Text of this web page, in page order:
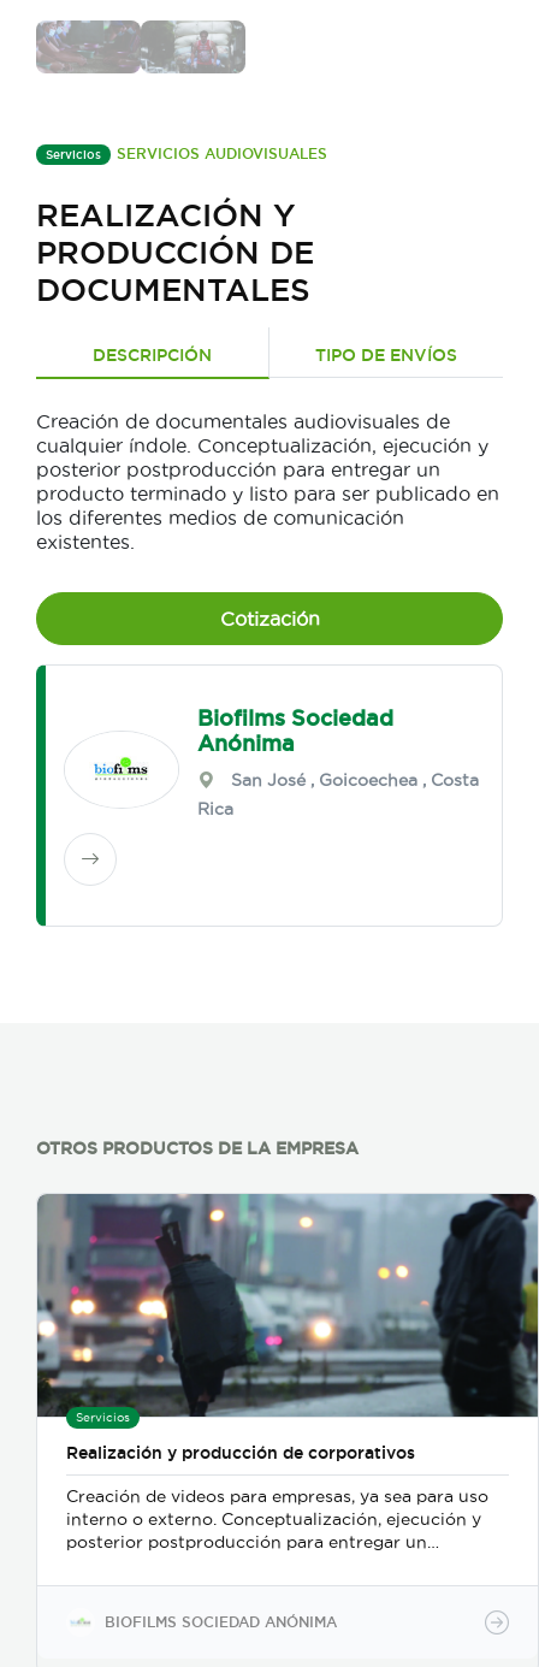
Servicios SERVICIOS AUDIOVISUALES
REALIZACIÓN Y
PRODUCCIÓN DE
DOCUMENTALES
DESCRIPCIÓN TIPO DE ENVÍOS
Creación de documentales audiovisuales de
cualquier índole. Conceptualización, ejecución y
posterior postproducción para entregar un
producto terminado y listo para ser publicado en
los diferentes medios de comunicación
existentes.
Cotización
Biofilms Sociedad
Anónima
San José , Goicoechea , Costa
Rica
OTROS PRODUCTOS DE LA EMPRESA
Servicios
Realización y producción de corporativos
Creación de videos para empresas, ya sea para uso
interno o externo. Conceptualización, ejecución y
posterior postproducción para entregar un
público objetivo.
BIOFILMS SOCIEDAD ANÓNIMA